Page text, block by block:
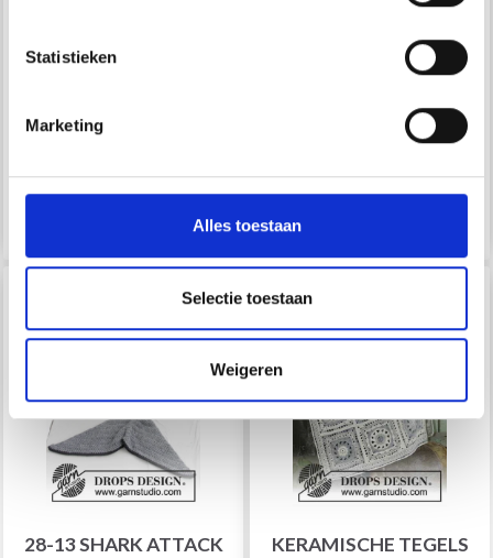
Statistieken
Marketing
Alles toestaan
Selectie toestaan
Weigeren
198-3 TUINPLEKKEN
VAN DROPS DESIGN
28-13 SHARK ATTACK
KERAMISCHE TEGELS